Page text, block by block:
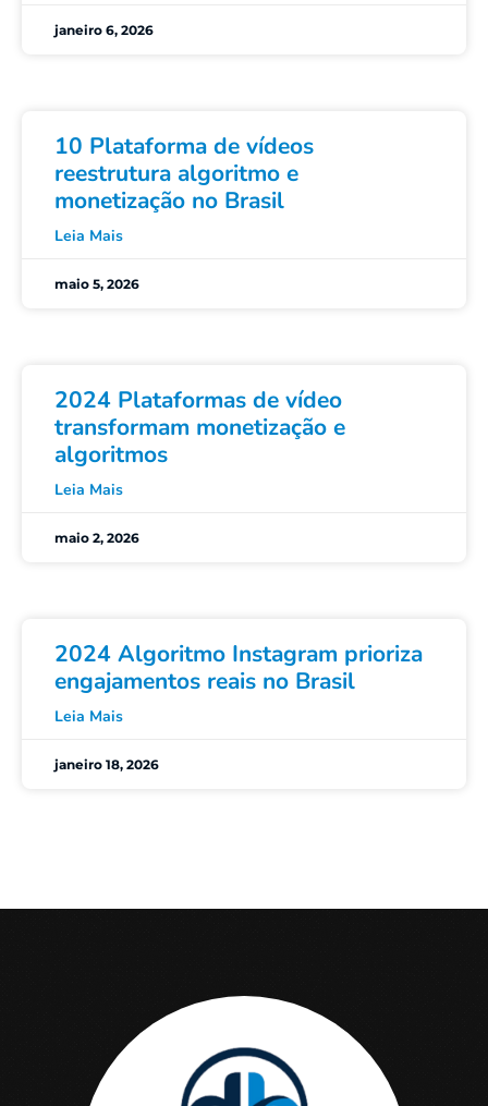
janeiro 6, 2026
10 Plataforma de vídeos
reestrutura algoritmo e
monetização no Brasil
Leia Mais
maio 5, 2026
2024 Plataformas de vídeo
transformam monetização e
algoritmos
Leia Mais
maio 2, 2026
2024 Algoritmo Instagram prioriza
engajamentos reais no Brasil
Leia Mais
janeiro 18, 2026